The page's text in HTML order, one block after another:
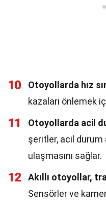
10 Otoyollarda hız
kazaları önlemek
11 Otoyollarda acil
şeritler, acil durum
ulaşmasını sağlar.
12
Akıllı otoyollar,
Sensörler ve